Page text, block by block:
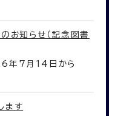
お知らせ（記念図書
年7月14日から
ます